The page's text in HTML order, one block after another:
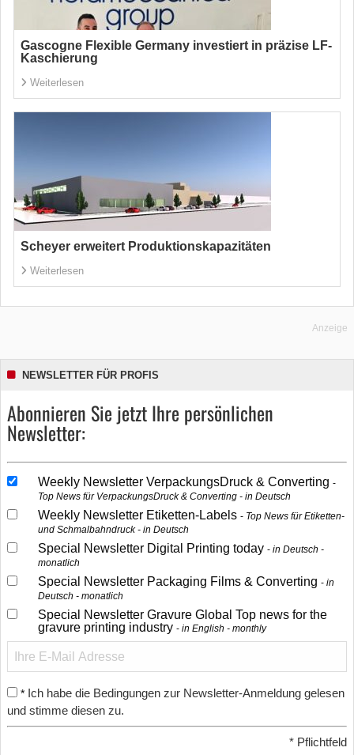
Gascogne Flexible Germany investiert in präzise LF-
Kaschierung
Weiterlesen
Scheyer erweitert Produktionskapazitäten
Weiterlesen
Anzeige
NEWSLETTER FÜR PROFIS
Abonnieren Sie jetzt Ihre persönlichen
Newsletter:
Weekly Newsletter VerpackungsDruck & Converting
Top News für VerpackungsDruck & Converting - in Deutsch
Weekly Newsletter Etiketten-Labels
Top News für Etiketten-
und Schmalbahndruck - in Deutsch
Special Newsletter Digital Printing today
in Deutsch -
monatlich
Special Newsletter Packaging Films & Converting
in
Deutsch - monatlich
Special Newsletter Gravure Global Top news for the
gravure printing industry
in English - monthly
* Ich habe die Bedingungen zur Newsletter-Anmeldung gelesen
und stimme diesen zu.
* Pflichtfeld